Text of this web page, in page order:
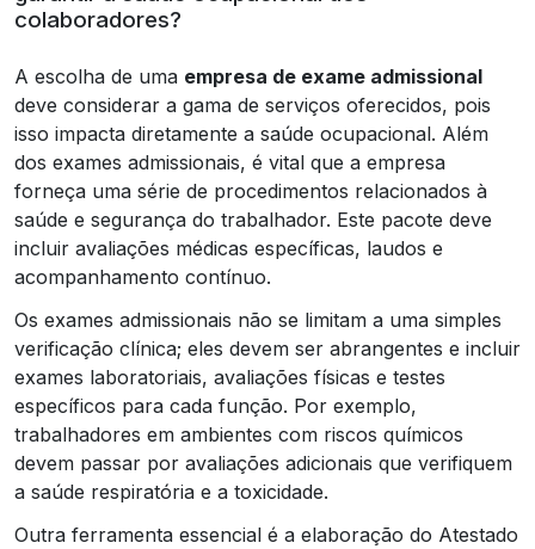
colaboradores?
A escolha de uma empresa de exame admissional
deve considerar a gama de serviços oferecidos, pois
isso impacta diretamente a saúde ocupacional. Além
dos exames admissionais, é vital que a empresa
forneça uma série de procedimentos relacionados à
saúde e segurança do trabalhador. Este pacote deve
incluir avaliações médicas específicas, laudos e
acompanhamento contínuo.
Os exames admissionais não se limitam a uma simples
verificação clínica; eles devem ser abrangentes e incluir
exames laboratoriais, avaliações físicas e testes
específicos para cada função. Por exemplo,
trabalhadores em ambientes com riscos químicos
devem passar por avaliações adicionais que verifiquem
a saúde respiratória e a toxicidade.
Outra ferramenta essencial é a elaboração do Atestado